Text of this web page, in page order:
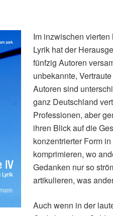
Im inzwischen
Lyrik hat der
fünfzig Autoren
unbekannte,
Autoren sind
ganz Deutschland
Professionen, aber
ihren Blick auf die
konzentrierter Form
komprimieren, wo
Gedanken nur so
artikulieren, was
Auch wenn in der